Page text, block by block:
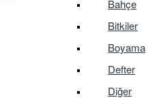
Bahçe
Bitkiler
Boyama
Defter
Diğer